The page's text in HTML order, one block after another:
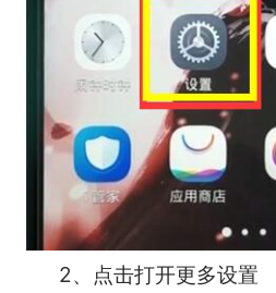
2、点击打开更多设置